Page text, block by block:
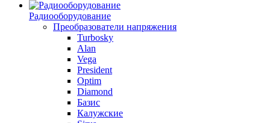
Радиооборудование
Преобразователи напряжения
Turbosky
Alan
Vega
President
Optim
Diamond
Базис
Калужские